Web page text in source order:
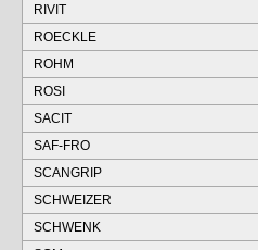
RIVIT
ROECKLE
ROHM
ROSI
SACIT
SAF-FRO
SCANGRIP
SCHWEIZER
SCHWENK